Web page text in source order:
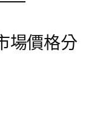
場價格分